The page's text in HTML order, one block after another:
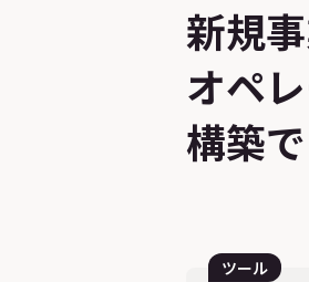
新規
オペ
構築
ツール